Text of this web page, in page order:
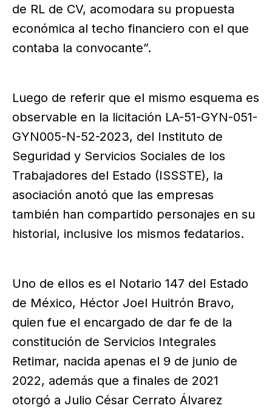
de RL de CV, acomodara su propuesta
económica al techo financiero con el que
contaba la convocante”.
Luego de referir que el mismo esquema es
observable en la licitación LA-51-GYN-051-
GYN005-N-52-2023, del Instituto de
Seguridad y Servicios Sociales de los
Trabajadores del Estado (ISSSTE), la
asociación anotó que las empresas
también han compartido personajes en su
historial, inclusive los mismos fedatarios.
Uno de ellos es el Notario 147 del Estado
de México, Héctor Joel Huitrón Bravo,
quien fue el encargado de dar fe de la
constitución de Servicios Integrales
Retimar, nacida apenas el 9 de junio de
2022, además que a finales de 2021
otorgó a Julio César Cerrato Álvarez